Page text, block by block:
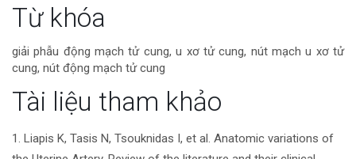
Chi
tiết
bài
viết
Từ khóa
giải phẫu động mạch tử cung, u xơ tử cung, nút mạch u xơ tử
cung, nút động mạch tử cung
Tài liệu tham khảo
1. Liapis K, Tasis N, Tsouknidas I, et al. Anatomic variations of